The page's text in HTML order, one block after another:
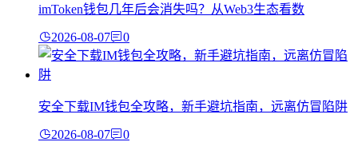
imToken钱包几年后会消失吗？从Web3生态看数
2026-08-07 0
安全下载IM钱包全攻略，新手避坑指南，远离仿冒陷阱
2026-08-07 0